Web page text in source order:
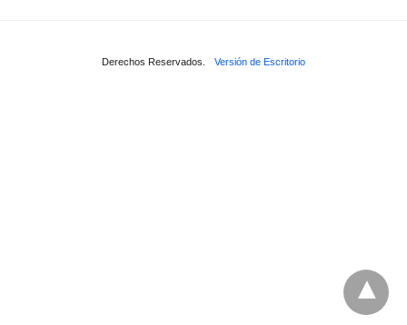
Derechos Reservados. Versión de Escritorio